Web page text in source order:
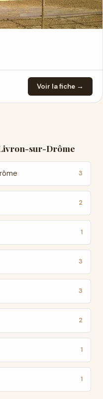
Voir la fiche →
sur-Drôme
3
2
1
3
3
2
1
1